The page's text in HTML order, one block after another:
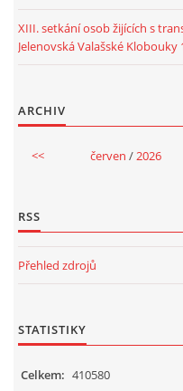
XIII. setkání osob žijících s
Jelenovská Valašské Klobouky
ARCHIV
<< červen / 2026
RSS
Přehled zdrojů
STATISTIKY
Celkem: 410580